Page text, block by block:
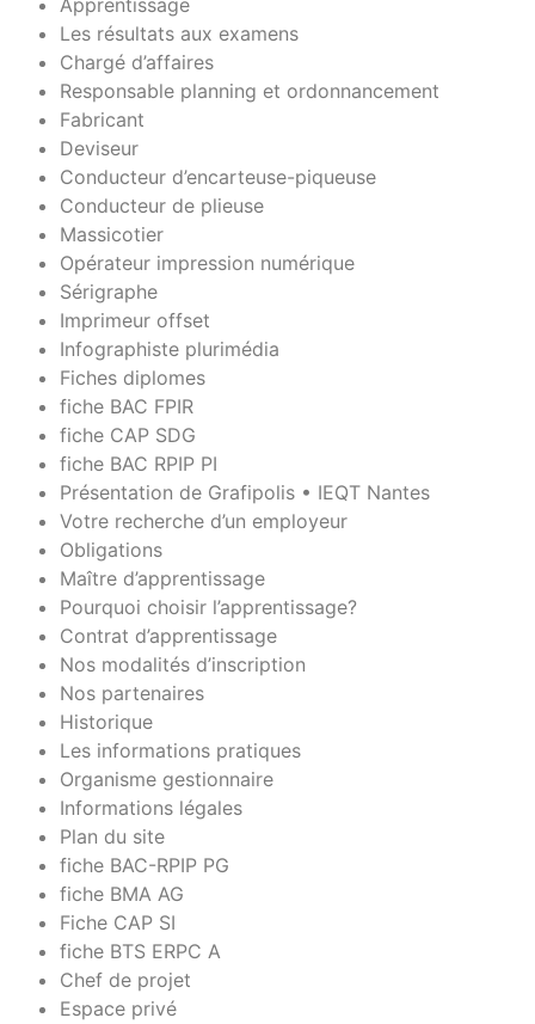
Apprentissage
Les résultats aux examens
Chargé d’affaires
Responsable planning et ordonnancement
Fabricant
Deviseur
Conducteur d’encarteuse-piqueuse
Conducteur de plieuse
Massicotier
Opérateur impression numérique
Sérigraphe
Imprimeur offset
Infographiste plurimédia
Fiches diplomes
fiche BAC FPIR
fiche CAP SDG
fiche BAC RPIP PI
Présentation de Grafipolis • IEQT Nantes
Votre recherche d’un employeur
Obligations
Maître d’apprentissage
Pourquoi choisir l’apprentissage?
Contrat d’apprentissage
Nos modalités d’inscription
Nos partenaires
Historique
Les informations pratiques
Organisme gestionnaire
Informations légales
Plan du site
fiche BAC-RPIP PG
fiche BMA AG
Fiche CAP SI
fiche BTS ERPC A
Chef de projet
Espace privé